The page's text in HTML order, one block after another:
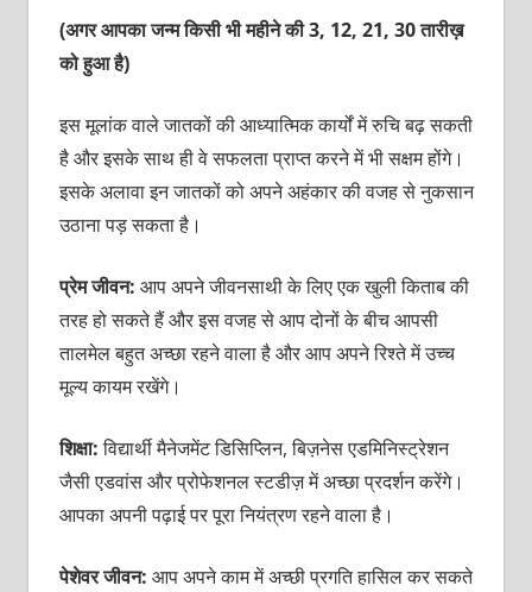
(अगर आपका जन्म किसी भी महीने की 3, 12, 21, 30 तारीख़
को हुआ है)
इस मूलांक वाले जातकों की आध्‍यात्मिक कार्यों में रुचि बढ़ सकती
है और इसके साथ ही वे सफलता प्राप्‍त करने में भी सक्षम होंगे।
इसके अलावा इन जातकों को अपने अहंकार की वजह से नुकसान
उठाना पड़ सकता है।
प्रेम जीवन: आप अपने जीवनसाथी के लिए एक खुली किताब की
तरह हो सकते हैं और इस वजह से आप दोनों के बीच आपसी
तालमेल बहुत अच्‍छा रहने वाला है और आप अपने रिश्‍ते में उच्‍च
मूल्‍य कायम रखेंगे।
शिक्षा:विद्यार्थी मैनेजमेंट डिसिप्लिन, बिज़नेस एडमिनिस्‍ट्रेशन
जैसी एडवांस और प्रोफेशनल स्‍टडीज़ में अच्‍छा प्रदर्शन करेंगे।
आपका अपनी पढ़ाई पर पूरा नियंत्रण रहने वाला है।
पेशेवर जीवन: आप अपने काम में अच्‍छी प्रगति हासिल कर सकते